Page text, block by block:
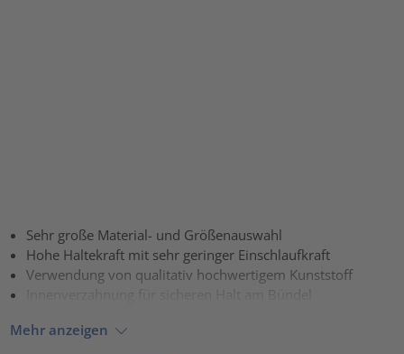
Sehr große Material- und Größenauswahl
Hohe Haltekraft mit sehr geringer Einschlaufkraft
Verwendung von qualitativ hochwertigem Kunststoff
Innenverzahnung für sicheren Halt am Bündel
Mehr anzeigen